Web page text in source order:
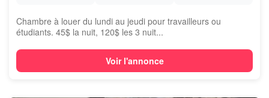
Chambre à louer du lundi au jeudi pour travailleurs ou
étudiants. 45$ la nuit, 120$ les 3 nuit...
Voir l'annonce